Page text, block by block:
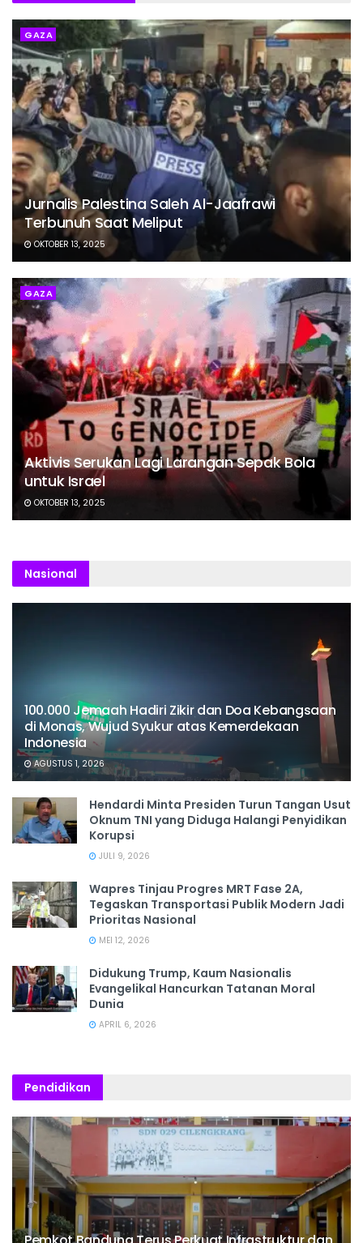
GAZA
Jurnalis Palestina Saleh Al-Jaafrawi
Terbunuh Saat Meliput
OKTOBER 13, 2025
GAZA
Aktivis Serukan Lagi Larangan Sepak Bola
untuk Israel
OKTOBER 13, 2025
Nasional
100.000 Jemaah Hadiri Zikir dan Doa Kebangsaan
di Monas, Wujud Syukur atas Kemerdekaan
Indonesia
AGUSTUS 1, 2026
Hendardi Minta Presiden Turun Tangan Usut
Oknum TNI yang Diduga Halangi Penyidikan
Korupsi
JULI 9, 2026
Wapres Tinjau Progres MRT Fase 2A,
Tegaskan Transportasi Publik Modern Jadi
Prioritas Nasional
MEI 12, 2026
Didukung Trump, Kaum Nasionalis
Evangelikal Hancurkan Tatanan Moral
Dunia
APRIL 6, 2026
Pendidikan